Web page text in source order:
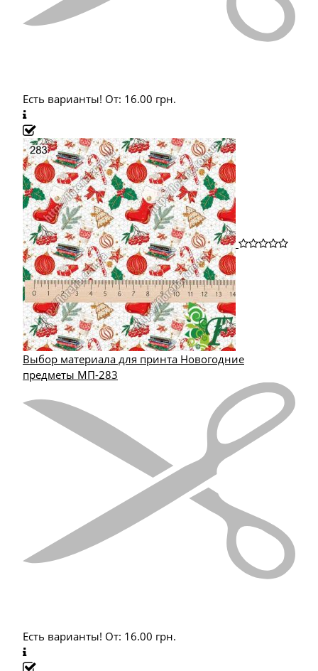
Есть варианты! От: 16.00 грн.
Выбор материала для принта Новогодние
предметы МП-283
Есть варианты! От: 16.00 грн.